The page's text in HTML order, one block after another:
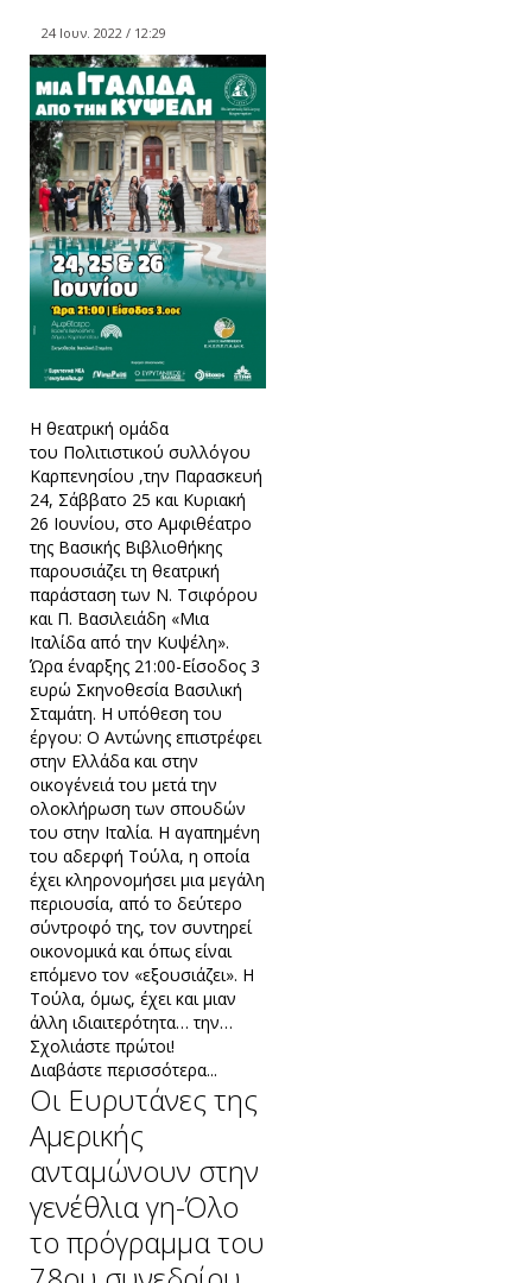
24 Ιουν. 2022 / 12:29
Η θεατρική ομάδα
του Πολιτιστικού συλλόγου
Καρπενησίου ,την Παρασκευή
24, Σάββατο 25 και Κυριακή
26 Ιουνίου, στο Αμφιθέατρο
της Βασικής Βιβλιοθήκης
παρουσιάζει τη θεατρική
παράσταση των Ν. Τσιφόρου
και Π. Βασιλειάδη «Μια
Ιταλίδα από την Κυψέλη».
Ώρα έναρξης 21:00-Είσοδος 3
ευρώ Σκηνοθεσία Βασιλική
Σταμάτη. Η υπόθεση του
έργου: Ο Αντώνης επιστρέφει
στην Ελλάδα και στην
οικογένειά του μετά την
ολοκλήρωση των σπουδών
του στην Ιταλία. Η αγαπημένη
του αδερφή Τούλα, η οποία
έχει κληρονομήσει μια μεγάλη
περιουσία, από το δεύτερο
σύντροφό της, τον συντηρεί
οικονομικά και όπως είναι
επόμενο τον «εξουσιάζει». Η
Τούλα, όμως, έχει και μιαν
άλλη ιδιαιτερότητα… την…
Σχολιάστε πρώτοι!
Διαβάστε περισσότερα...
Oι Ευρυτάνες της
Αμερικής
ανταμώνουν στην
γενέθλια γη-Όλο
το πρόγραμμα του